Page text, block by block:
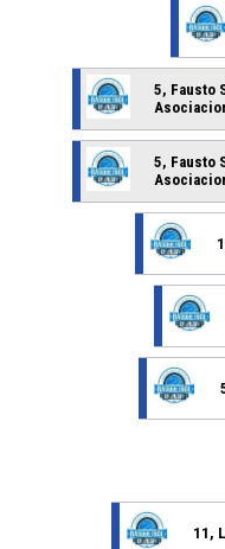
5, Fausto
5, Fausto
11,